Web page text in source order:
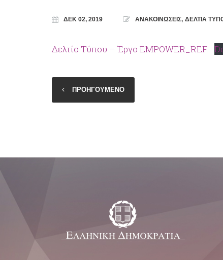
ΔΕΚ 02, 2019 ΑΝΑΚΟΙΝΩΣΕΙΣ, ΔΕΛΤΙΑ
Δελτίο Τύπου – Έργο EMPOWER_REF
ΠΡΟΗΓΟΥΜΕΝΟ